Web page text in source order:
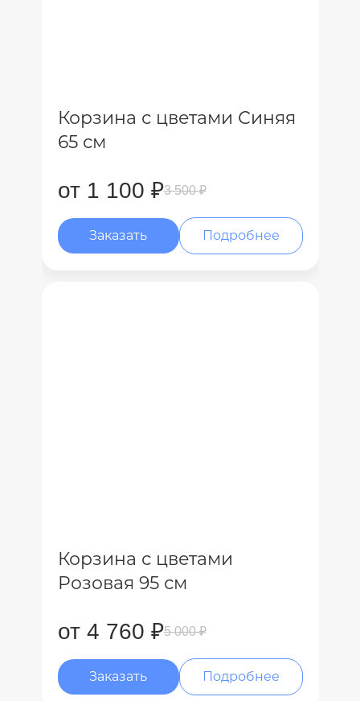
Корзина с цветами Синяя
65 см
от 1 100 ₽3 500 ₽
Заказать Подробнее
Корзина с цветами
Розовая 95 см
от 4 760 ₽5 000 ₽
Заказать Подробнее